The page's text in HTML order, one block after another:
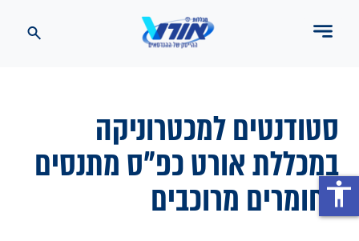
סטודנטים למכטרוניקה
במכללת אורט כפ"ס מתנסים
בחומרים מרוכביםaccessibility